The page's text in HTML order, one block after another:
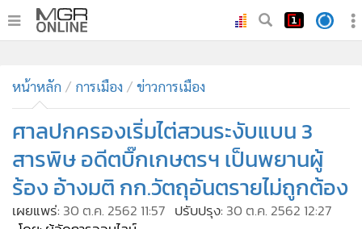
• ทันเหตุการณ์
• ภาคใต้
• ภูมิภาค
• Online Section
• บันเทิง
• ผู้จัดการรายวัน
หน้าหลัก การเมือง ข่าวการเมือง
ศาลปกครองเริ่มไต่สวนระงับแบน 3
สารพิษ อดีตบิ๊กเกษตรฯ เป็นพยานผู้
ร้อง อ้างมติ กก.วัตถุอันตรายไม่ถูกต้อง
เผยแพร่: 30 ต.ค. 2562 11:57 ปรับปรุง: 30 ต.ค. 2562 12:27